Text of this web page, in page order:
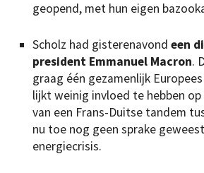
geopend, met hun eigen
Scholz had gisterenavond een
president Emmanuel Macron.
graag één gezamenlijk
lijkt weinig invloed te hebben
van een Frans-Duitse tandem
nu toe nog geen sprake
energiecrisis.